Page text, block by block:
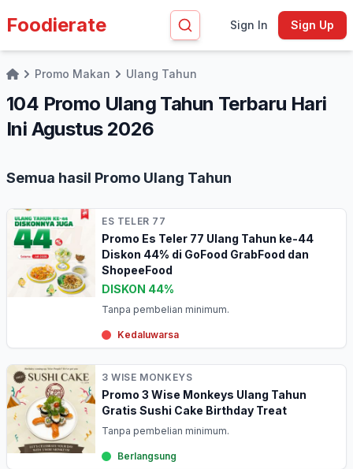
Foodierate Sign In Sign Up
HomePromo Makan Ulang Tahun
104 Promo Ulang Tahun Terbaru Hari
Ini Agustus 2026
Semua hasil Promo Ulang Tahun
ES TELER 77
Promo Es Teler 77 Ulang Tahun ke-44
Diskon 44% di GoFood GrabFood dan
ShopeeFood
DISKON 44%
Tanpa pembelian minimum.
Kedaluwarsa
3 WISE MONKEYS
Promo 3 Wise Monkeys Ulang Tahun
Gratis Sushi Cake Birthday Treat
Tanpa pembelian minimum.
Berlangsung